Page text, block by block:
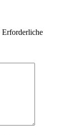
Erforderliche